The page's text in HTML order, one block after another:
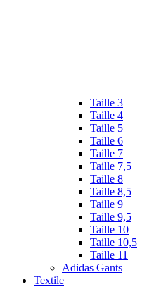
Taille 3
Taille 4
Taille 5
Taille 6
Taille 7
Taille 7,5
Taille 8
Taille 8,5
Taille 9
Taille 9,5
Taille 10
Taille 10,5
Taille 11
Adidas Gants
Textile